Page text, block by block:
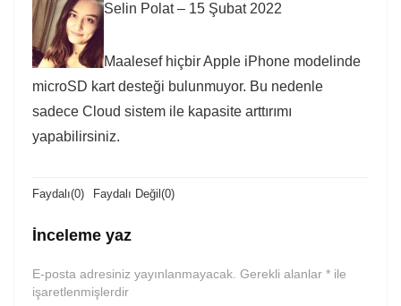
Selin Polat– 15 Şubat 2022
Maalesef hiçbir Apple iPhone modelinde
microSD kart desteği bulunmuyor. Bu nedenle
sadece Cloud sistem ile kapasite arttırımı
yapabilirsiniz.
Faydalı(0) Faydalı Değil (0)
İnceleme yaz
E-posta adresiniz yayınlanmayacak. Gerekli alanlar * ile
işaretlenmişlerdir